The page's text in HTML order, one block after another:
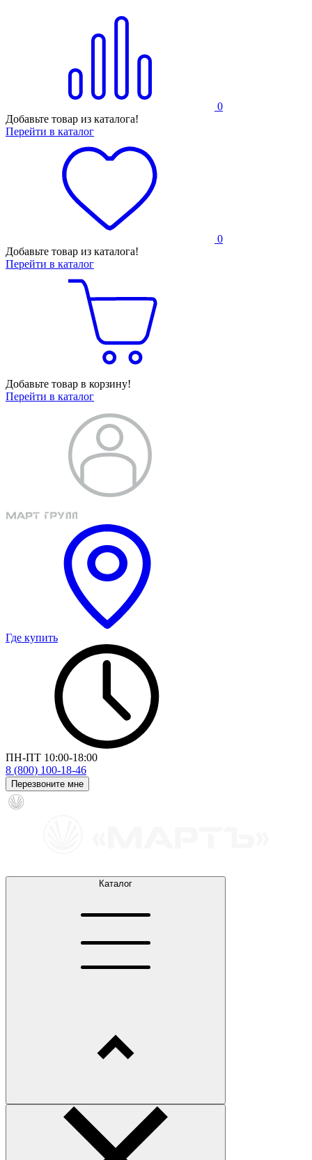
0
Добавьте товар из каталога!
Перейти в каталог
0
Добавьте товар из каталога!
Перейти в каталог
Добавьте товар в корзину!
Перейти в каталог
Где купить
ПН-ПТ 10:00-18:00
8 (800) 100-18-46
Перезвоните мне
Каталог